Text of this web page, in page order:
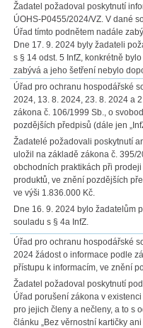
Žadatel požadoval poskytnutí
ÚOHS-P0455/2024/VZ. V dané
Úřad tímto podnětem nadále
Dne 17. 9. 2024 byly žadateli
s § 14 odst. 5 InfZ, konkrétně
zabývá a jeho šetření nebylo
Úřad pro ochranu hospodářské
2024, 13. 8. 2024, 23. 8. 2024 a
zákona č. 106/1999 Sb., o
pozdějších předpisů (dále jen
Žadatelé požadovali poskytnutí
uložil na základě zákona č. 395/
obchodních praktikách při
produktů, ve znění pozdějších
ve výši 1.836.000 Kč.
Dne 16. 9. 2024 bylo žadatelům
souladu s § 4a InfZ.
Úřad pro ochranu hospodářské
2024 žádost o informace podle
přístupu k informacím, ve znění
Žadatel požadoval poskytnutí
Úřad porušení zákona v
pro jejich členy a nečleny, a to s
článku „Bez věrnostní kartičky